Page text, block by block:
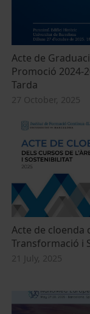
Acte de
Promoció 2024-
Tarda
27 October, 2025
Acte de cloenda
Transformació i
21 July, 2025